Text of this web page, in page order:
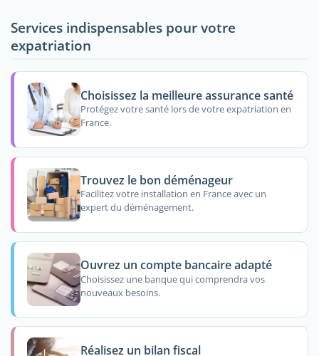
Services indispensables pour votre
expatriation
Choisissez la meilleure assurance santé
Protégez votre santé lors de votre expatriation en
France.
Trouvez le bon déménageur
Facilitez votre installation en France avec un
expert du déménagement.
Ouvrez un compte bancaire adapté
Choisissez une banque qui comprendra vos
nouveaux besoins.
Réalisez un bilan fiscal